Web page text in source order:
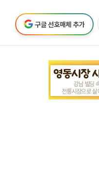
구글 선호매체 추가